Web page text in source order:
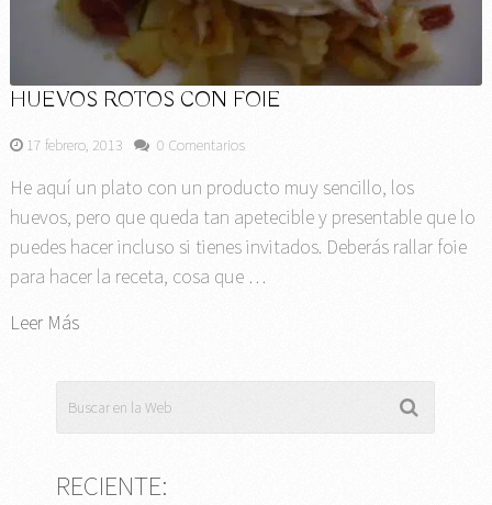
HUEVOS ROTOS CON FOIE
17 febrero, 2013 0 Comentarios
He aquí un plato con un producto muy sencillo, los
huevos, pero que queda tan apetecible y presentable que lo
puedes hacer incluso si tienes invitados. Deberás rallar foie
para hacer la receta, cosa que …
Leer Más
RECIENTE: